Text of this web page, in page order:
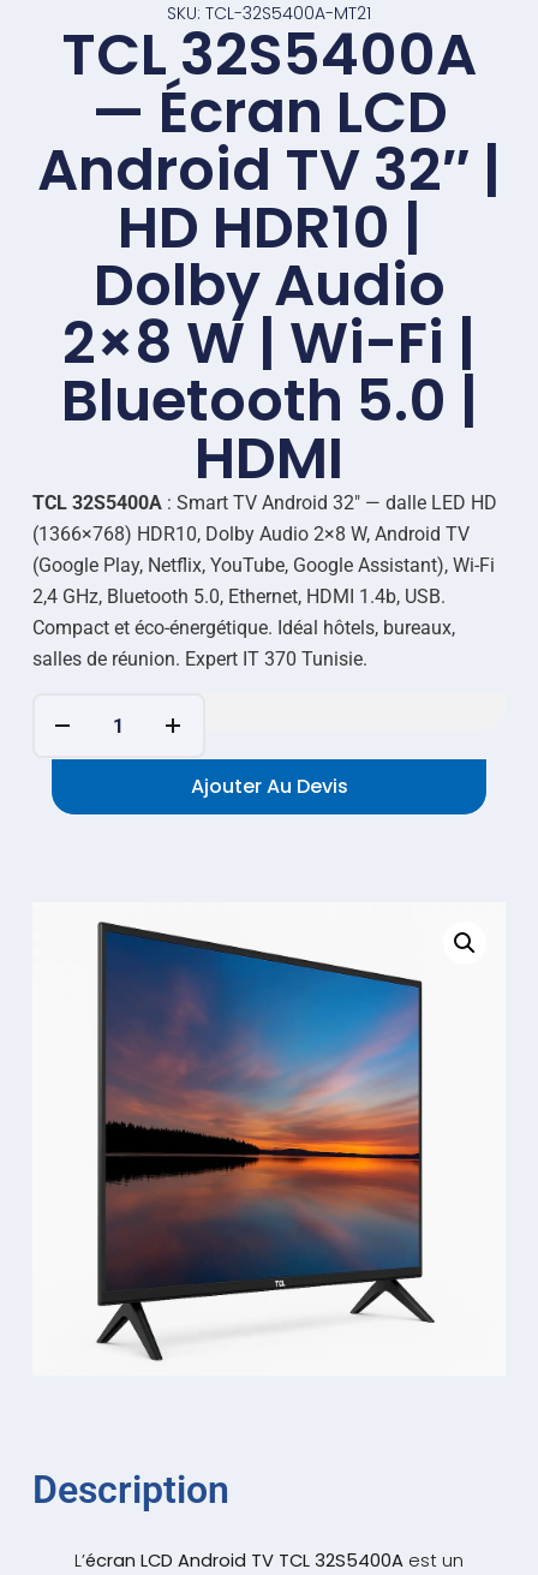
SKU: TCL-32S5400A-MT21
TCL 32S5400A
— Écran LCD
Android TV 32″ |
HD HDR10 |
Dolby Audio
2×8 W | Wi-Fi |
Bluetooth 5.0 |
HDMI
TCL 32S5400A: Smart TV Android 32″ — dalle LED HD
(1366×768) HDR10, Dolby Audio 2×8 W, Android TV
(Google Play, Netflix, YouTube, Google Assistant), Wi-Fi
2,4 GHz, Bluetooth 5.0, Ethernet, HDMI 1.4b, USB.
Compact et éco-énergétique. Idéal hôtels, bureaux,
salles de réunion. Expert IT 370 Tunisie.
Ajouter Au Devis
Description
L’écran LCD Android TV TCL 32S5400A est un